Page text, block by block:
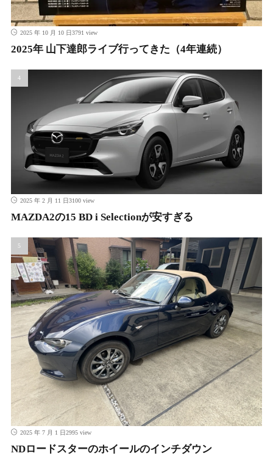
2025 年 10 月 10 日3791 view
2025年 山下達郎ライブ行ってきた（4年連続）
2025 年 2 月 11 日3100 view
MAZDA2の15 BD i Selectionが安すぎる
2025 年 7 月 1 日2995 view
NDロードスターのホイールのインチダウン